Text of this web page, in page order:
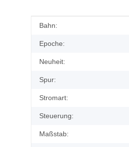
Produkteigenschaft
Wert
Bahn:
Epoche:
Neuheit:
Spur:
Stromart:
Steuerung:
Maßstab: